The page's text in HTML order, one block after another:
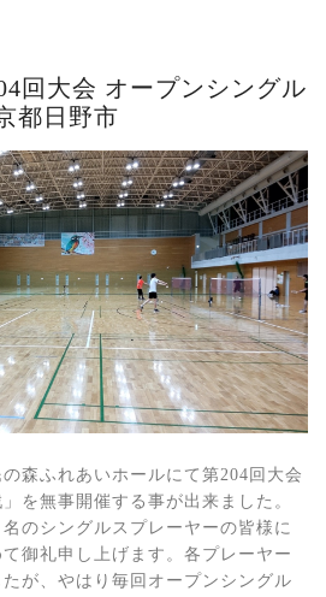
回大会 オープンシングル
都日野市
森ふれあいホールにて第204回大会
を無事開催する事が出来ました。
のシングルスプレーヤーの皆様に
御礼申し上げます。各プレーヤー
が、やはり毎回オープンシングル